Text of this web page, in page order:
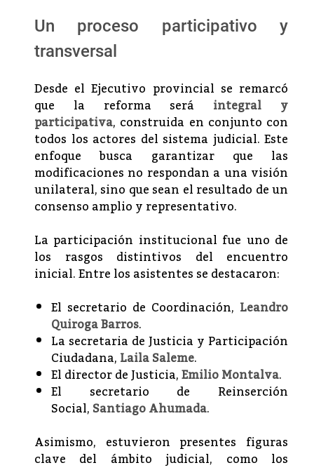
Un proceso participativo y
transversal
Desde el Ejecutivo provincial se remarcó
que la reforma será integral y
participativa, construida en conjunto con
todos los actores del sistema judicial. Este
enfoque busca garantizar que las
modificaciones no respondan a una visión
unilateral, sino que sean el resultado de un
consenso amplio y representativo.
La participación institucional fue uno de
los rasgos distintivos del encuentro
inicial. Entre los asistentes se destacaron:
El secretario de Coordinación, Leandro
Quiroga Barros.
La secretaria de Justicia y Participación
Ciudadana,Laila Saleme.
El director de Justicia,Emilio Montalva.
El secretario de Reinserción
Social,Santiago Ahumada.
Asimismo, estuvieron presentes figuras
clave del ámbito judicial, como los